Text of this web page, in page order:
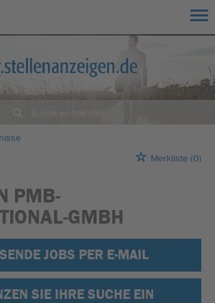
Merkliste (0)
PMB-
GMBH
JOBS PER E-MAIL
SIE IHRE SUCHE EIN